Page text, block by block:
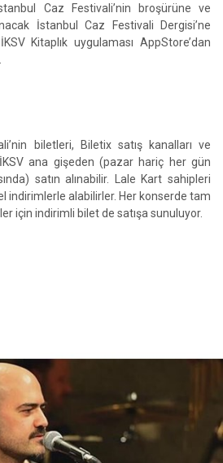
Caz Festivali’nin broşürüne ve
İstanbul Caz Festivali Dergisi’ne
Kitaplık uygulaması AppStore’dan
biletleri, Biletix satış kanalları ve
ana gişeden (pazar hariç her gün
satın alınabilir. Lale Kart sahipleri
indirimlerle alabilirler. Her konserde tam
için indirimli bilet de satışa sunuluyor.